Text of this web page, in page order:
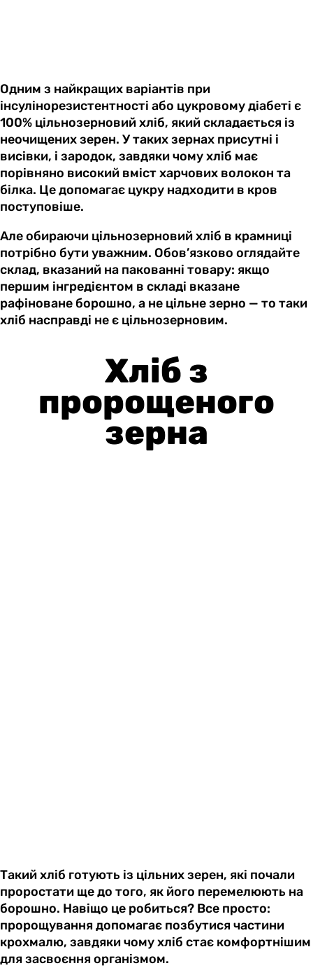
Одним з найкращих варіантів при
інсулінорезистентності або цукровому діабеті є
100% цільнозерновий хліб, який складається із
неочищених зерен. У таких зернах присутні і
висівки, і зародок, завдяки чому хліб має
порівняно високий вміст харчових волокон та
білка. Це допомагає цукру надходити в кров
поступовіше.
Але обираючи цільнозерновий хліб в крамниці
потрібно бути уважним. Обов’язково оглядайте
склад, вказаний на пакованні товару: якщо
першим інгредієнтом в складі вказане
рафіноване борошно, а не цільне зерно — то таки
хліб насправді не є цільнозерновим.
Хліб з
пророщеного
зерна
Такий хліб готують із цільних зерен, які почали
проростати ще до того, як його перемелюють на
борошно. Навіщо це робиться? Все просто:
пророщування допомагає позбутися частини
крохмалю, завдяки чому хліб стає комфортнішим
для засвоєння організмом.